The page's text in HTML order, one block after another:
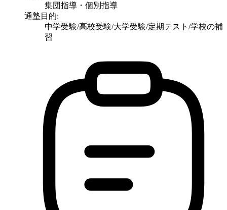
集団指導・個別指導
通塾目的:
中学受験/高校受験/大学受験/定期テスト/学校の補
習